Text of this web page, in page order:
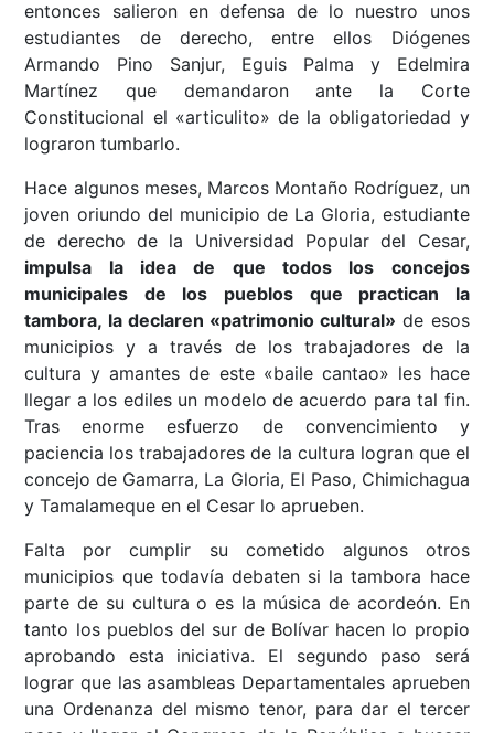
entonces salieron en defensa de lo nuestro unos
estudiantes de derecho, entre ellos Diógenes
Armando Pino Sanjur, Eguis Palma y Edelmira
Martínez que demandaron ante la Corte
Constitucional el «articulito» de la obligatoriedad y
lograron tumbarlo.
Hace algunos meses, Marcos Montaño Rodríguez, un
joven oriundo del municipio de La Gloria, estudiante
de derecho de la Universidad Popular del Cesar,
impulsa la idea de que todos los concejos
municipales de los pueblos que practican la
tambora, la declaren «patrimonio cultural» de esos
municipios y a través de los trabajadores de la
cultura y amantes de este «baile cantao» les hace
llegar a los ediles un modelo de acuerdo para tal fin.
Tras enorme esfuerzo de convencimiento y
paciencia los trabajadores de la cultura logran que el
concejo de Gamarra, La Gloria, El Paso, Chimichagua
y Tamalameque en el Cesar lo aprueben.
Falta por cumplir su cometido algunos otros
municipios que todavía debaten si la tambora hace
parte de su cultura o es la música de acordeón. En
tanto los pueblos del sur de Bolívar hacen lo propio
aprobando esta iniciativa. El segundo paso será
lograr que las asambleas Departamentales aprueben
una Ordenanza del mismo tenor, para dar el tercer